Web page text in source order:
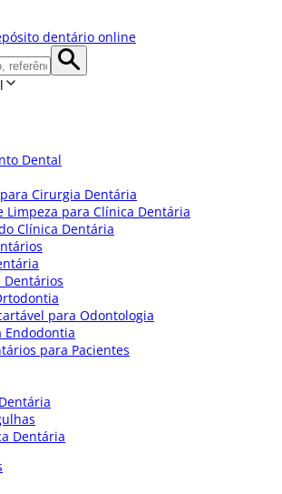
dentário online
Dental
Cirurgia Dentária
Limpeza para Clínica Dentária
Clínica Dentária
para Odontologia
Endodontia
para Pacientes
Dentária